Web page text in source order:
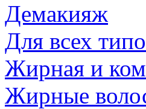
Демакияж
Для всех
Жирная и
Жирные